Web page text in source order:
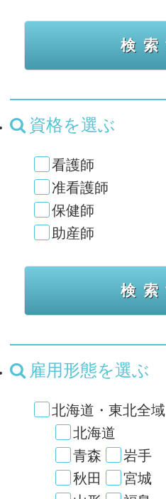
資格を選ぶ
看護師
准看護師
保健師
助産師
雇用形態を選ぶ
北海道・東北全域
北海道
青森
岩手
秋田
宮城